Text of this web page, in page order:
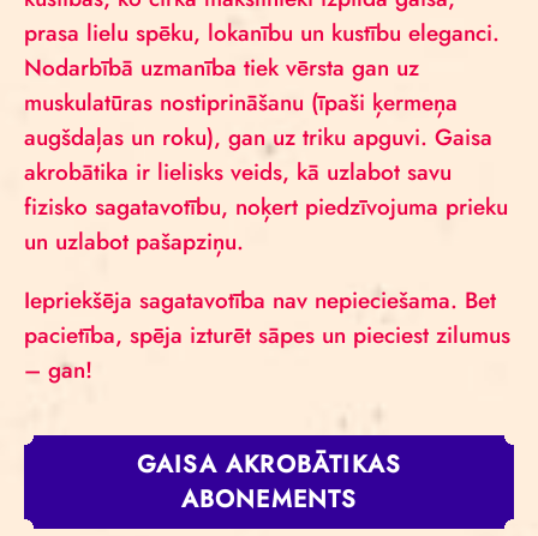
prasa lielu spēku, lokanību un kustību eleganci.
Nodarbībā uzmanība tiek vērsta gan uz
muskulatūras nostiprināšanu (īpaši ķermeņa
augšdaļas un roku), gan uz triku apguvi. Gaisa
akrobātika ir lielisks veids, kā uzlabot savu
fizisko sagatavotību, noķert piedzīvojuma prieku
un uzlabot pašapziņu.
Iepriekšēja sagatavotība nav nepieciešama. Bet
pacietība, spēja izturēt sāpes un pieciest zilumus
– gan!
GAISA AKROBĀTIKAS
ABONEMENTS